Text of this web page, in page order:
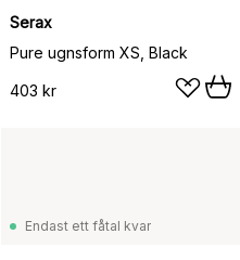
Serax
Pure ugnsform XS, Black
403 kr
Endast ett fåtal kvar